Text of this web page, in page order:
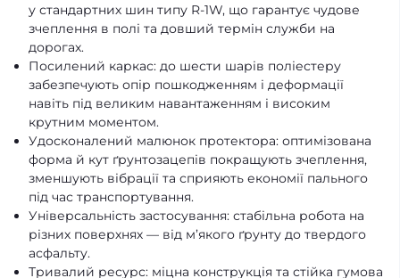
у стандартних шин типу R-1W, що гарантує чудове
зчеплення в полі та довший термін служби на
дорогах.
Посилений каркас: до шести шарів поліестеру
забезпечують опір пошкодженням і деформації
навіть під великим навантаженням і високим
крутним моментом.
Удосконалений малюнок протектора: оптимізована
форма й кут ґрунтозацепів покращують зчеплення,
зменшують вібрації та сприяють економії пального
під час транспортування.
Універсальність застосування: стабільна робота на
різних поверхнях — від м’якого ґрунту до твердого
асфальту.
Тривалий ресурс: міцна конструкція та стійка гумова